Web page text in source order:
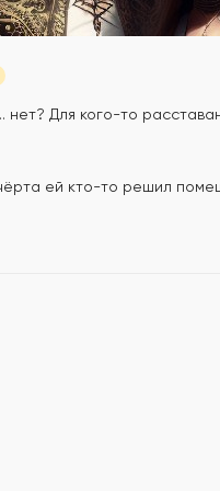
нет? Для кого-то
ей кто-то решил